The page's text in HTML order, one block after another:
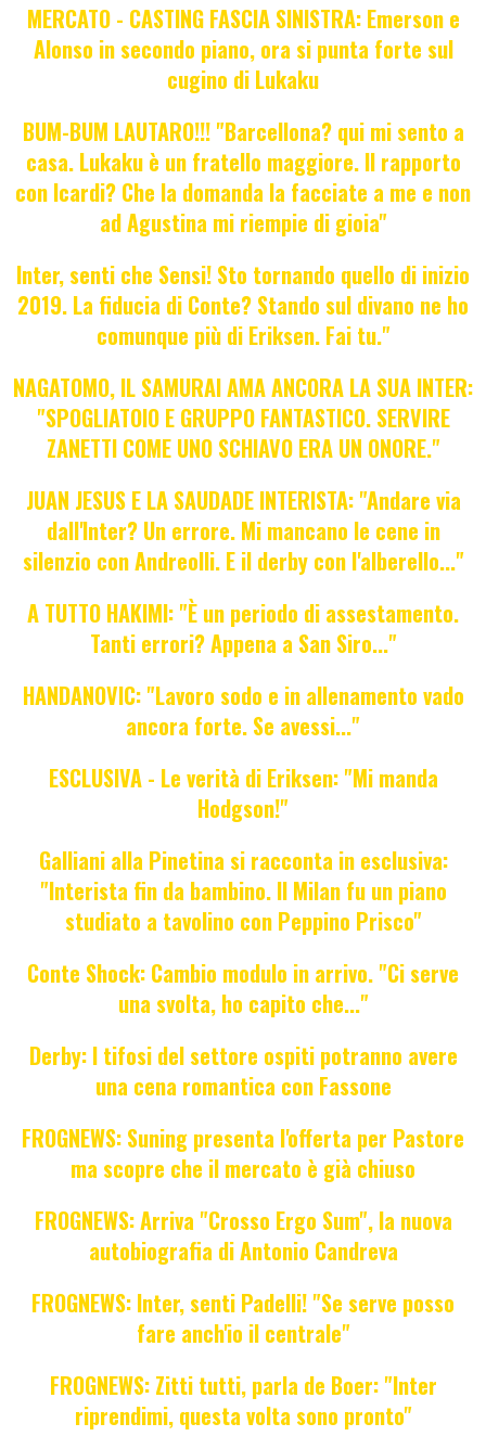
MERCATO - CASTING FASCIA SINISTRA: Emerson e
Alonso in secondo piano, ora si punta forte sul
cugino di Lukaku
BUM-BUM LAUTARO!!! "Barcellona? qui mi sento a
casa. Lukaku è un fratello maggiore. Il rapporto
con Icardi? Che la domanda la facciate a me e non
ad Agustina mi riempie di gioia"
Inter, senti che Sensi! Sto tornando quello di inizio
2019. La fiducia di Conte? Stando sul divano ne ho
comunque più di Eriksen. Fai tu."
NAGATOMO, IL SAMURAI AMA ANCORA LA SUA INTER:
"SPOGLIATOIO E GRUPPO FANTASTICO. SERVIRE
ZANETTI COME UNO SCHIAVO ERA UN ONORE."
JUAN JESUS E LA SAUDADE INTERISTA: "Andare via
dall'Inter? Un errore. Mi mancano le cene in
silenzio con Andreolli. E il derby con l'alberello..."
A TUTTO HAKIMI: "È un periodo di assestamento.
Tanti errori? Appena a San Siro..."
HANDANOVIC: "Lavoro sodo e in allenamento vado
ancora forte. Se avessi..."
ESCLUSIVA - Le verità di Eriksen: "Mi manda
Hodgson!"
Galliani alla Pinetina si racconta in esclusiva:
"Interista fin da bambino. Il Milan fu un piano
studiato a tavolino con Peppino Prisco"
Conte Shock: Cambio modulo in arrivo. "Ci serve
una svolta, ho capito che..."
Derby: I tifosi del settore ospiti potranno avere
una cena romantica con Fassone
FROGNEWS: Suning presenta l'offerta per Pastore
ma scopre che il mercato è già chiuso
FROGNEWS: Arriva "Crosso Ergo Sum", la nuova
autobiografia di Antonio Candreva
FROGNEWS: Inter, senti Padelli! "Se serve posso
fare anch'io il centrale"
FROGNEWS: Zitti tutti, parla de Boer: "Inter
riprendimi, questa volta sono pronto"